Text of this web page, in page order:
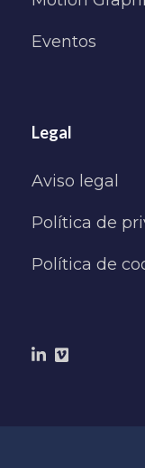
Eventos
Legal
Aviso legal
Política de
Política de